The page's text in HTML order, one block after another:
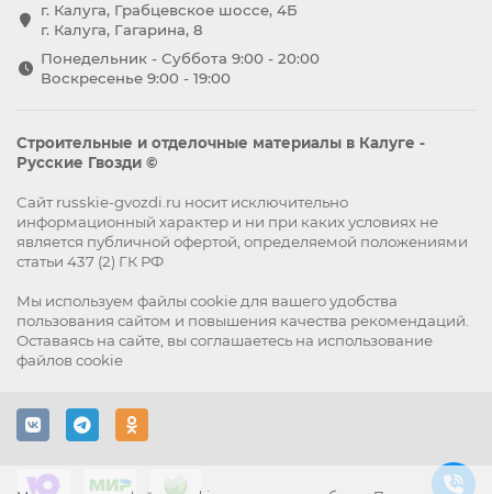
г. Калуга, Грабцевское шоссе, 4Б
г. Калуга, Гагарина, 8
Понедельник - Суббота 9:00 - 20:00
Воскресенье 9:00 - 19:00
Строительные и отделочные материалы в Калуге -
Русские Гвозди ©
Сайт russkie-gvozdi.ru носит исключительно
информационный характер и ни при каких условиях не
является публичной офертой, определяемой положениями
статьи 437 (2) ГК РФ
Мы используем файлы cookie для вашего удобства
пользования сайтом и повышения качества рекомендаций.
Оставаясь на сайте, вы соглашаетесь на использование
файлов cookie